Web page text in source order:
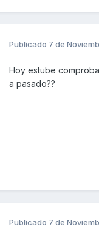
Publicado 7 de
Hoy estube
a pasado??
Publicado 7 de